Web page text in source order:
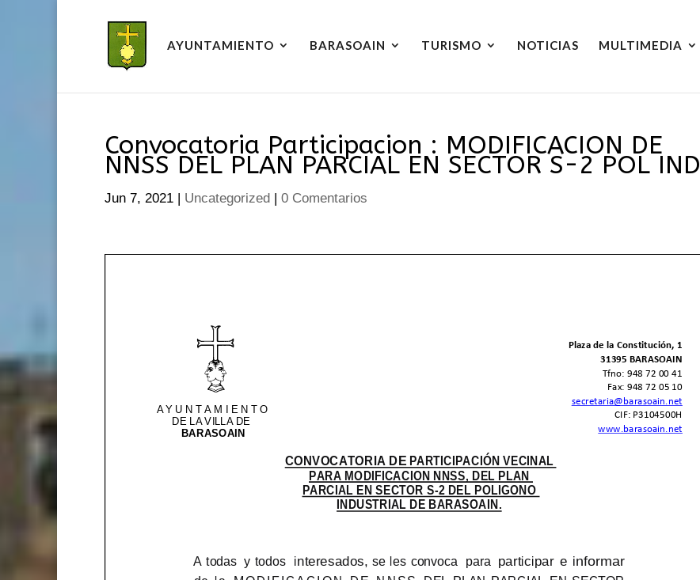
AYUNTAMIENTO BARASOAIN TURISMO NOTICIAS MULTIMEDIA
Convocatoria Participacion : MODIFICACION DE
NNSS DEL PLAN PARCIAL EN SECTOR S-2 POL IND
Jun 7, 2021 | Uncategorized | 0 Comentarios